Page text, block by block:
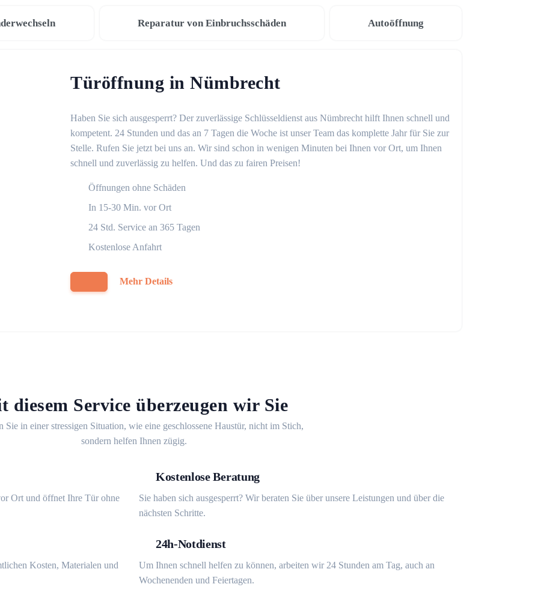
Reparatur von Einbruchsschäden Autoöffnung
Türöffnung in Nümbrecht
Haben Sie sich ausgesperrt? Der zuverlässige Schlüsseldienst aus Nümbrecht hilft Ihnen schnell und
kompetent. 24 Stunden und das an 7 Tagen die Woche ist unser Team das komplette Jahr für Sie zur
Stelle. Rufen Sie jetzt bei uns an. Wir sind schon in wenigen Minuten bei Ihnen vor Ort, um Ihnen
schnell und zuverlässig zu helfen. Und das zu fairen Preisen!
Öffnungen ohne Schäden
In 15-30 Min. vor Ort
24 Std. Service an 365 Tagen
Kostenlose Anfahrt
Mehr Details
diesem Service überzeugen wir Sie
Sie in einer stressigen Situation, wie eine geschlossene Haustür, nicht im Stich,
sondern helfen Ihnen zügig.
Ort und öffnet Ihre Tür ohne
Kostenlose Beratung
Sie haben sich ausgesperrt? Wir beraten Sie über unsere Leistungen und über die
nächsten Schritte.
Kosten, Materialen und
24h-Notdienst
Um Ihnen schnell helfen zu können, arbeiten wir 24 Stunden am Tag, auch an
Wochenenden und Feiertagen.